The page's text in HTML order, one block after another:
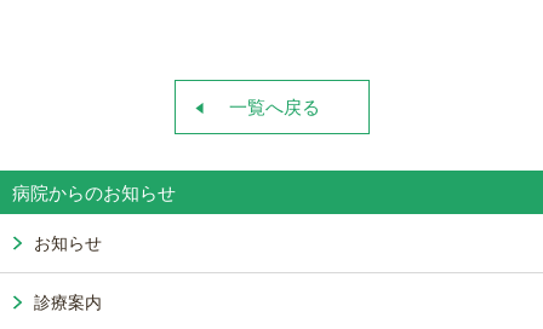
一覧へ戻る
病院からのお知らせ
お知らせ
診療案内